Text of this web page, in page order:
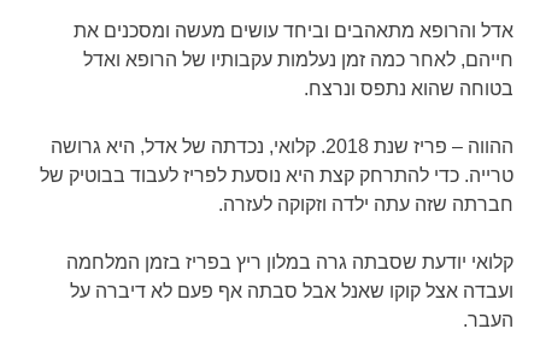
אדל והרופא מתאהבים וביחד עושים מעשה ומסכנים את
חייהם, לאחר כמה זמן נעלמות עקבותיו של הרופא ואדל
בטוחה שהוא נתפס ונרצח.
ההווה – פריז שנת 2018. קלואי, נכדתה של אדל, היא גרושה
טרייה. כדי להתרחק קצת היא נוסעת לפריז לעבוד בבוטיק של
חברתה שזה עתה ילדה וזקוקה לעזרה.
קלואי יודעת שסבתה גרה במלון ריץ בפריז בזמן המלחמה
ועבדה אצל קוקו שאנל אבל סבתה אף פעם לא דיברה על
העבר.